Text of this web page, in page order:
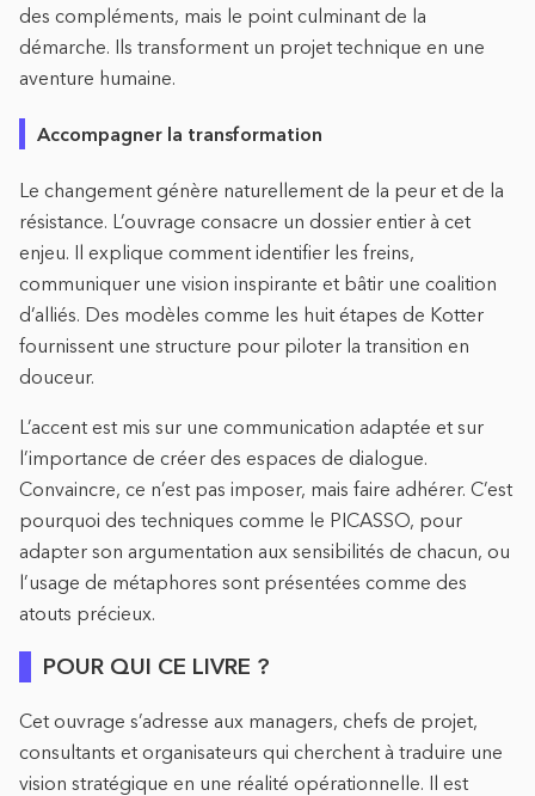
des compléments, mais le point culminant de la
démarche. Ils transforment un projet technique en une
aventure humaine.
Accompagner la transformation
Le changement génère naturellement de la peur et de la
résistance. L’ouvrage consacre un dossier entier à cet
enjeu. Il explique comment identifier les freins,
communiquer une vision inspirante et bâtir une coalition
d’alliés. Des modèles comme les huit étapes de Kotter
fournissent une structure pour piloter la transition en
douceur.
L’accent est mis sur une communication adaptée et sur
l’importance de créer des espaces de dialogue.
Convaincre, ce n’est pas imposer, mais faire adhérer. C’est
pourquoi des techniques comme le PICASSO, pour
adapter son argumentation aux sensibilités de chacun, ou
l’usage de métaphores sont présentées comme des
atouts précieux.
POUR QUI CE LIVRE ?
Cet ouvrage s’adresse aux managers, chefs de projet,
consultants et organisateurs qui cherchent à traduire une
vision stratégique en une réalité opérationnelle. Il est